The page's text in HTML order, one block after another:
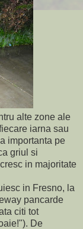
alte zone ale
iarna sau
importanta pe
griul si
in majoritate
in Fresno, la
pancarde
citi tot
De